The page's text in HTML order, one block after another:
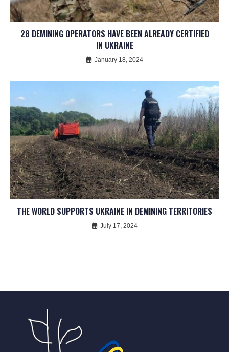
28 DEMINING OPERATORS HAVE BEEN ALREADY CERTIFIED
IN UKRAINE
January 18, 2024
THE WORLD SUPPORTS UKRAINE IN DEMINING TERRITORIES
July 17, 2024